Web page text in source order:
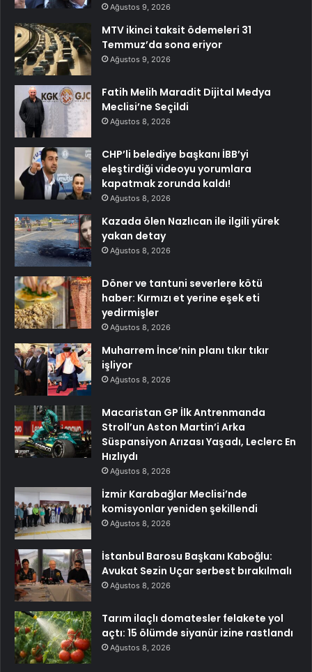
Ağustos 9, 2026
MTV ikinci taksit ödemeleri 31
Temmuz’da sona eriyor
Ağustos 9, 2026
Fatih Melih Maradit Dijital Medya
Meclisi’ne Seçildi
Ağustos 8, 2026
CHP’li belediye başkanı İBB’yi
eleştirdiği videoyu yorumlara
kapatmak zorunda kaldı!
Ağustos 8, 2026
Kazada ölen Nazlıcan ile ilgili yürek
yakan detay
Ağustos 8, 2026
Döner ve tantuni severlere kötü
haber: Kırmızı et yerine eşek eti
yedirmişler
Ağustos 8, 2026
Muharrem İnce’nin planı tıkır tıkır
işliyor
Ağustos 8, 2026
Macaristan GP İlk Antrenmanda
Stroll’un Aston Martin’i Arka
Süspansiyon Arızası Yaşadı, Leclerc En
Hızlıydı
Ağustos 8, 2026
İzmir Karabağlar Meclisi’nde
komisyonlar yeniden şekillendi
Ağustos 8, 2026
İstanbul Barosu Başkanı Kaboğlu:
Avukat Sezin Uçar serbest bırakılmalı
Ağustos 8, 2026
Tarım ilaçlı domatesler felakete yol
açtı: 15 ölümde siyanür izine rastlandı
Ağustos 8, 2026